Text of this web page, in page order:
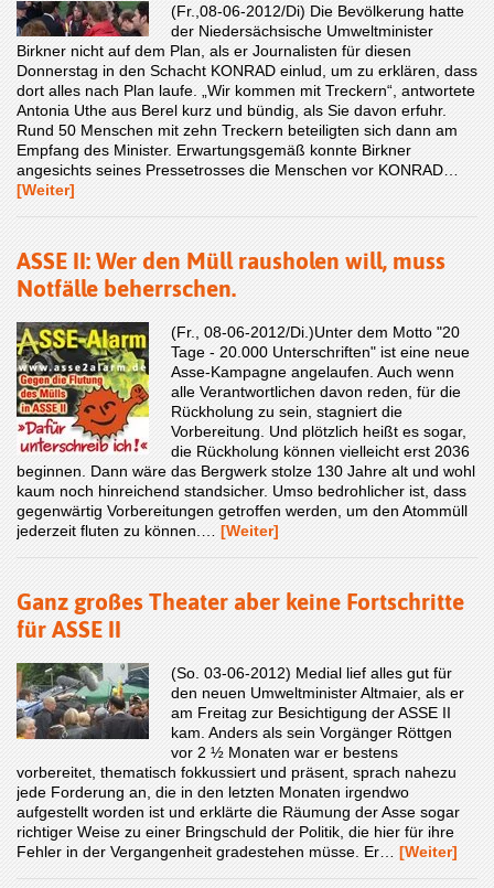
(Fr.,08-06-2012/Di) Die Bevölkerung hatte
der Niedersächsische Umweltminister
Birkner nicht auf dem Plan, als er Journalisten für diesen
Donnerstag in den Schacht KONRAD einlud, um zu erklären, dass
dort alles nach Plan laufe. „Wir kommen mit Treckern“, antwortete
Antonia Uthe aus Berel kurz und bündig, als Sie davon erfuhr.
Rund 50 Menschen mit zehn Treckern beteiligten sich dann am
Empfang des Minister. Erwartungsgemäß konnte Birkner
angesichts seines Pressetrosses die Menschen vor KONRAD…
[Weiter]
ASSE II: Wer den Müll rausholen will, muss
Notfälle beherrschen.
(Fr., 08-06-2012/Di.)Unter dem Motto "20
Tage - 20.000 Unterschriften" ist eine neue
Asse-Kampagne angelaufen. Auch wenn
alle Verantwortlichen davon reden, für die
Rückholung zu sein, stagniert die
Vorbereitung. Und plötzlich heißt es sogar,
die Rückholung können vielleicht erst 2036
beginnen. Dann wäre das Bergwerk stolze 130 Jahre alt und wohl
kaum noch hinreichend standsicher. Umso bedrohlicher ist, dass
gegenwärtig Vorbereitungen getroffen werden, um den Atommüll
jederzeit fluten zu können.… [Weiter]
Ganz großes Theater aber keine Fortschritte
für ASSE II
(So. 03-06-2012) Medial lief alles gut für
den neuen Umweltminister Altmaier, als er
am Freitag zur Besichtigung der ASSE II
kam. Anders als sein Vorgänger Röttgen
vor 2 ½ Monaten war er bestens
vorbereitet, thematisch fokkussiert und präsent, sprach nahezu
jede Forderung an, die in den letzten Monaten irgendwo
aufgestellt worden ist und erklärte die Räumung der Asse sogar
richtiger Weise zu einer Bringschuld der Politik, die hier für ihre
Fehler in der Vergangenheit gradestehen müsse. Er… [Weiter]